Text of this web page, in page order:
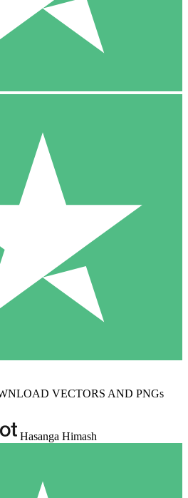
VECTORS AND PNGs
Hasanga Himash